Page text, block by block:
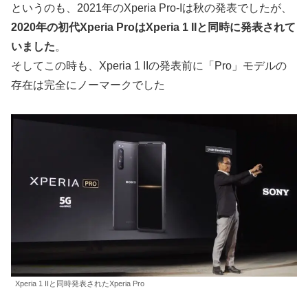
というのも、2021年のXperia Pro-Iは秋の発表でしたが、
2020年の初代Xperia ProはXperia 1 IIと同時に発表されて
いました。
そしてこの時も、Xperia 1 IIの発表前に「Pro」モデルの
存在は完全にノーマークでした
Xperia 1 IIと同時発表されたXperia Pro